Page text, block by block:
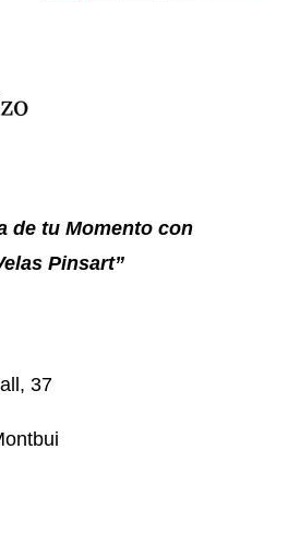
de tu Momento con
Pinsart”
37